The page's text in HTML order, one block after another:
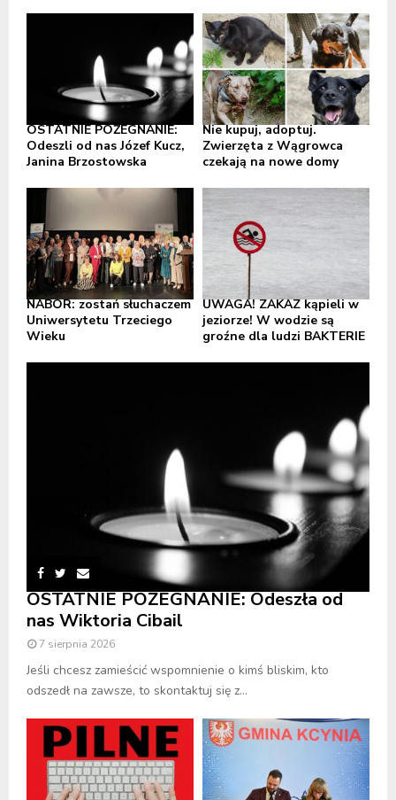
OSTATNIE POŻEGNANIE:
Odeszli od nas Józef Kucz,
Janina Brzostowska
Nie kupuj, adoptuj.
Zwierzęta z Wągrowca
czekają na nowe domy
NABÓR: zostań słuchaczem
Uniwersytetu Trzeciego
Wieku
UWAGA! ZAKAZ kąpieli w
jeziorze! W wodzie są
groźne dla ludzi BAKTERIE
OSTATNIE POŻEGNANIE: Odeszła od
nas Wiktoria Cibail
7 sierpnia 2026
Jeśli chcesz zamieścić wspomnienie o kimś bliskim, kto
odszedł na zawsze, to skontaktuj się z...